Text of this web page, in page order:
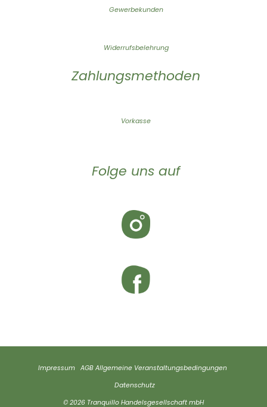
Gewerbekunden
Widerrufsbelehrung
Zahlungsmethoden
Vorkasse
Folge uns auf
Impressum AGB Allgemeine Veranstaltungsbedingungen
Datenschutz
© 2026 Tranquillo Handelsgesellschaft mbH